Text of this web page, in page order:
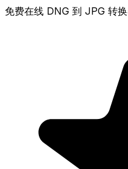
免费在线 DNG 到 JPG 转换